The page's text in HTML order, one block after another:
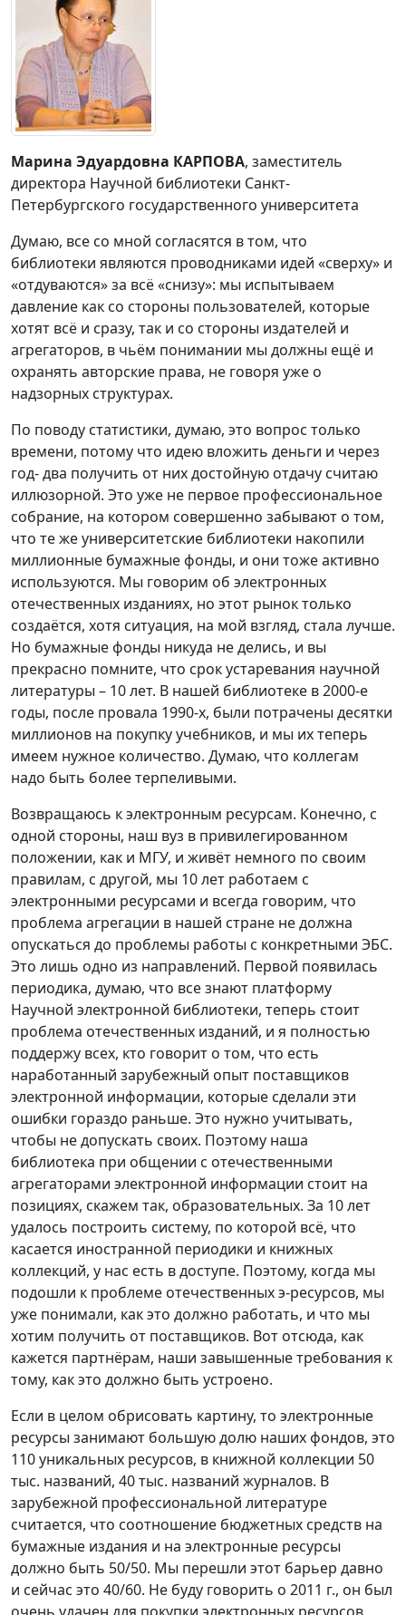
Марина Эдуардовна КАРПОВА, заместитель
директора Научной библиотеки Санкт-
Петербургского государственного университета
Думаю, все со мной согласятся в том, что
библиотеки являются проводниками идей «сверху» и
«отдуваются» за всё «снизу»: мы испытываем
давление как со стороны пользователей, которые
хотят всё и сразу, так и со стороны издателей и
агрегаторов, в чьём понимании мы должны ещё и
охранять авторские права, не говоря уже о
надзорных структурах.
По поводу статистики, думаю, это вопрос только
времени, потому что идею вложить деньги и через
год- два получить от них достойную отдачу считаю
иллюзорной. Это уже не первое профессиональное
собрание, на котором совершенно забывают о том,
что те же университетские библиотеки накопили
миллионные бумажные фонды, и они тоже активно
используются. Мы говорим об электронных
отечественных изданиях, но этот рынок только
создаётся, хотя ситуация, на мой взгляд, стала лучше.
Но бумажные фонды никуда не делись, и вы
прекрасно помните, что срок устаревания научной
литературы – 10 лет. В нашей библиотеке в 2000-е
годы, после провала 1990-х, были потрачены десятки
миллионов на покупку учебников, и мы их теперь
имеем нужное количество. Думаю, что коллегам
надо быть более терпеливыми.
Возвращаюсь к электронным ресурсам. Конечно, с
одной стороны, наш вуз в привилегированном
положении, как и МГУ, и живёт немного по своим
правилам, с другой, мы 10 лет работаем с
электронными ресурсами и всегда говорим, что
проблема агрегации в нашей стране не должна
опускаться до проблемы работы с конкретными ЭБС.
Это лишь одно из направлений. Первой появилась
периодика, думаю, что все знают платформу
Научной электронной библиотеки, теперь стоит
проблема отечественных изданий, и я полностью
поддержу всех, кто говорит о том, что есть
наработанный зарубежный опыт поставщиков
электронной информации, которые сделали эти
ошибки гораздо раньше. Это нужно учитывать,
чтобы не допускать своих. Поэтому наша
библиотека при общении с отечественными
агрегаторами электронной информации стоит на
позициях, скажем так, образовательных. За 10 лет
удалось построить систему, по которой всё, что
касается иностранной периодики и книжных
коллекций, у нас есть в доступе. Поэтому, когда мы
подошли к проблеме отечественных э-ресурсов, мы
уже понимали, как это должно работать, и что мы
хотим получить от поставщиков. Вот отсюда, как
кажется партнёрам, наши завышенные требования к
тому, как это должно быть устроено.
Если в целом обрисовать картину, то электронные
ресурсы занимают большую долю наших фондов, это
110 уникальных ресурсов, в книжной коллекции 50
тыс. названий, 40 тыс. названий журналов. В
зарубежной профессиональной литературе
считается, что соотношение бюджетных средств на
бумажные издания и на электронные ресурсы
должно быть 50/50. Мы перешли этот барьер давно
и сейчас это 40/60. Не буду говорить о 2011 г., он был